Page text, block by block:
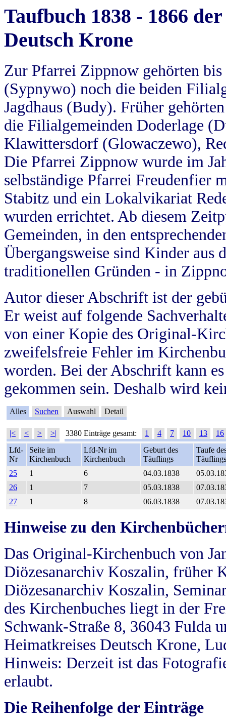
Taufbuch 1838 - 1866
Deutsch Krone
Zur Pfarrei Zippnow gehörten
(Sypnywo) noch die beiden
Jagdhaus (Budy). Früher
die Filialgemeinden Doderlage
Klawittersdorf (Glowaczewo),
Die Pfarrei Zippnow wurde im
selbständige Pfarrei Freudenfier
Stabitz und ein Lokalvikariat
wurden errichtet. Ab diesem
Gemeinden, in den
Übergangsweise sind Kinder aus
traditionellen Gründen - in
Autor dieser Abschrift ist der
Er weist auf folgende
von einer Kopie des Original-
zweifelsfreie Fehler im
worden. Bei der Abschrift kann
gekommen sein. Deshalb wird
Alles Suchen Auswahl Detail
|< < > >| 3380 Einträge gesamt: 1 4 7 10 13
16
Lfd-
Nr
Seite im
Kirchenbuch
Lfd-Nr im
Kirchenbuch
Geburt des
Täuflings
Taufe
Täuflings
25
1 6 04.03.1838
26
1 7 05.03.1838
27
1 8 06.03.1838
Hinweise zu den
Das Original-Kirchenbuch von
Diözesanarchiv Koszalin, früher
Diözesanarchiv Koszalin,
des Kirchenbuches liegt in der
Schwank-Straße 8, 36043 Fulda
Heimatkreises Deutsch Krone,
Hinweis: Derzeit ist das
erlaubt.
Die Reihenfolge der Einträge